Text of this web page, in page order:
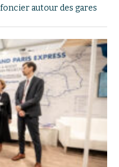
autour des gares